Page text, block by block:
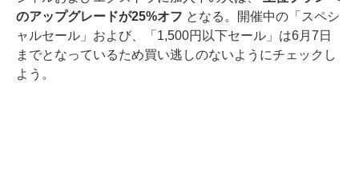
のアップグレードが25%オフ となる。開催中の「スペシ
ャルセール」および、「1,500円以下セール」は6月7日
までとなっているため買い逃しのないようにチェックし
よう。